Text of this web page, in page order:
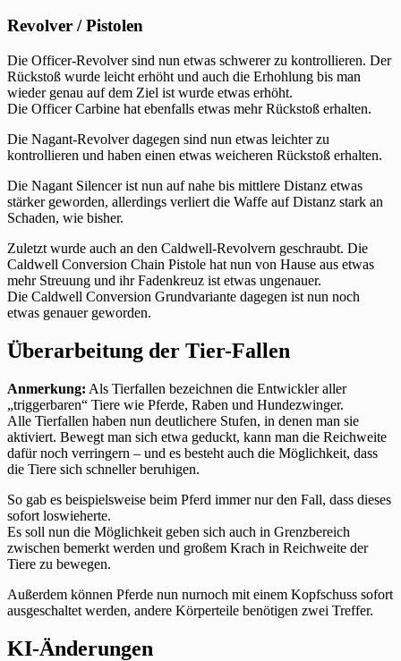
Revolver / Pistolen
Die Officer-Revolver sind nun etwas schwerer zu kontrollieren. Der
Rückstoß wurde leicht erhöht und auch die Erhohlung bis man
wieder genau auf dem Ziel ist wurde etwas erhöht.
Die Officer Carbine hat ebenfalls etwas mehr Rückstoß erhalten.
Die Nagant-Revolver dagegen sind nun etwas leichter zu
kontrollieren und haben einen etwas weicheren Rückstoß erhalten.
Die Nagant Silencer ist nun auf nahe bis mittlere Distanz etwas
stärker geworden, allerdings verliert die Waffe auf Distanz stark an
Schaden, wie bisher.
Zuletzt wurde auch an den Caldwell-Revolvern geschraubt. Die
Caldwell Conversion Chain Pistole hat nun von Hause aus etwas
mehr Streuung und ihr Fadenkreuz ist etwas ungenauer.
Die Caldwell Conversion Grundvariante dagegen ist nun noch
etwas genauer geworden.
Überarbeitung der Tier-Fallen
Anmerkung: Als Tierfallen bezeichnen die Entwickler aller
„triggerbaren“ Tiere wie Pferde, Raben und Hundezwinger.
Alle Tierfallen haben nun deutlichere Stufen, in denen man sie
aktiviert. Bewegt man sich etwa geduckt, kann man die Reichweite
dafür noch verringern – und es besteht auch die Möglichkeit, dass
die Tiere sich schneller beruhigen.
So gab es beispielsweise beim Pferd immer nur den Fall, dass dieses
sofort loswieherte.
Es soll nun die Möglichkeit geben sich auch in Grenzbereich
zwischen bemerkt werden und großem Krach in Reichweite der
Tiere zu bewegen.
Außerdem können Pferde nun nurnoch mit einem Kopfschuss sofort
ausgeschaltet werden, andere Körperteile benötigen zwei Treffer.
KI-Änderungen